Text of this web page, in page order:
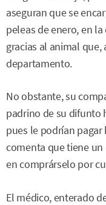
aseguran que se
peleas de enero, en
gracias al animal que,
departamento.
No obstante, su
padrino de su difunto
pues le podrían
comenta que tiene
en comprárselo por
El médico, enterado